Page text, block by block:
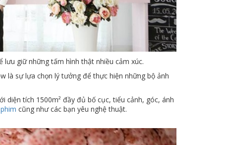
lưu giữ những tấm hình thật nhiều cảm xúc.
là sự lựa chọn lý tưởng để thực hiện những bộ ảnh
diện tích 1500m² đầy đủ bố cục, tiểu cảnh, góc, ánh
cũng như các bạn yêu nghệ thuật.